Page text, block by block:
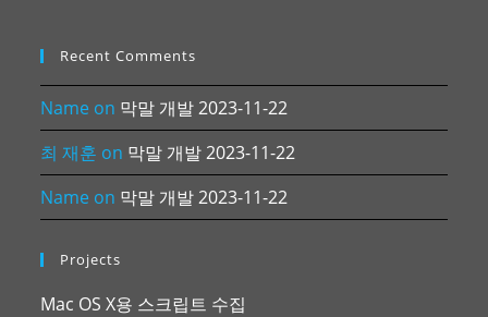
Recent Comments
Name on 막말 개발 2023-11-22
최 재훈 on 막말 개발 2023-11-22
Name on 막말 개발 2023-11-22
Projects
Mac OS X용 스크립트 수집